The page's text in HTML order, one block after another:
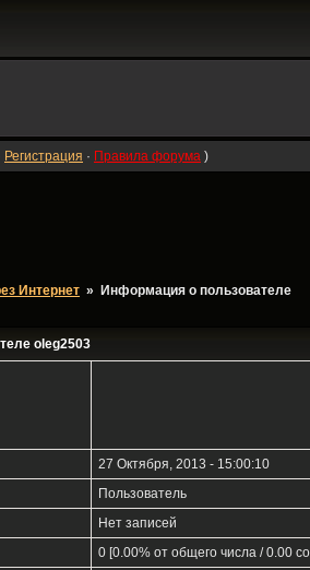
Регистрация · Правила форума )
Интернет » Информация о пользователе
oleg2503
27 Октября, 2013 - 15:00:10
Пользователь
Нет записей
0 [0.00% от общего числа / 0.00